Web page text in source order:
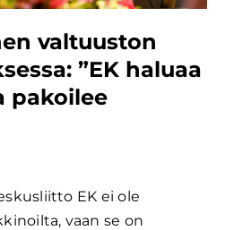
valtuuston
”EK haluaa
pakoilee
EK ei ole
vaan se on